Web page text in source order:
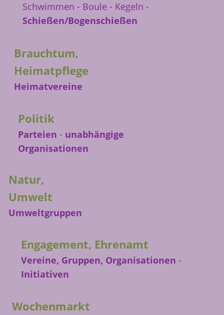
Schwimmen - Boule - Kegeln -
Schießen/Bogenschießen
Brauchtum,
Heimatpflege
Heimatvereine
Politik
Parteien - unabhängige
Organisationen
Natur,
Umwelt
Umweltgruppen
Engagement, Ehrenamt
Vereine, Gruppen, Organisationen-
Initiativen
Wochenmarkt